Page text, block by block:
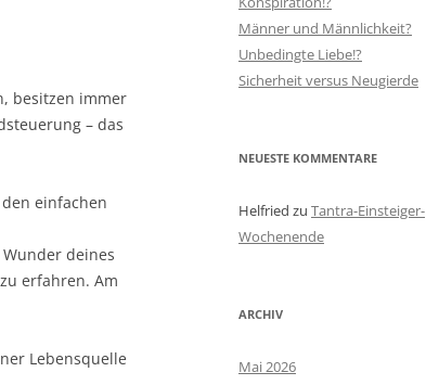
TANTRAMASSAGE FÜR PAARE
SITEMAP
besitzen immer
– das
einfachen
deines
erfahren. Am
Lebensquelle
Männer und Männlichkeit?
Unbedingte Liebe!?
Sicherheit versus Neugierde
NEUESTE KOMMENTARE
Helfried zu Tantra-Einsteiger-
Wochenende
ARCHIV
Mai 2026